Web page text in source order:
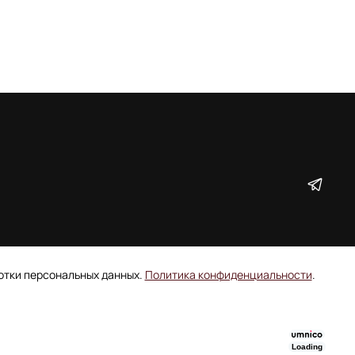
персональных данных. Политика конфиденциальности.
Loading